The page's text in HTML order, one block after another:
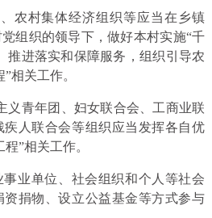
农村集体经济组织等应当在乡镇
党组织的领导下，做好本村实施“千
推进落实和保障服务，组织引导农
相关工作。
义青年团、妇女联合会、工商业联
人联合会等组织应当发挥各自优
”相关工作。
业单位、社会组织和个人等社会
捐物、设立公益基金等方式参与